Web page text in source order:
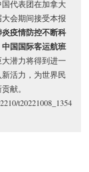
代表团在加拿大
会期间接受本报
疫情防控不断科
国国际客运航班
大潜力将得到进一
活力，为世界民
献。
t20221008_1354